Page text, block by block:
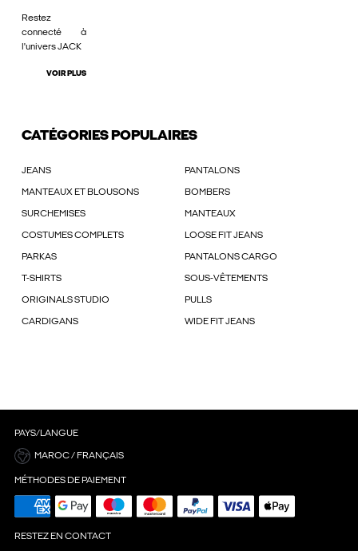
Restez
connecté à
l'univers JACK
VOIR PLUS
CATÉGORIES POPULAIRES
JEANS PANTALONS
MANTEAUX ET BLOUSONS BOMBERS
SURCHEMISES MANTEAUX
COSTUMES COMPLETS LOOSE FIT JEANS
PARKAS PANTALONS CARGO
T-SHIRTS SOUS-VÊTEMENTS
ORIGINALS STUDIO PULLS
CARDIGANS WIDE FIT JEANS
PAYS/LANGUE
MAROC / FRANÇAIS
MÉTHODES DE PAIEMENT
RESTEZ EN CONTACT